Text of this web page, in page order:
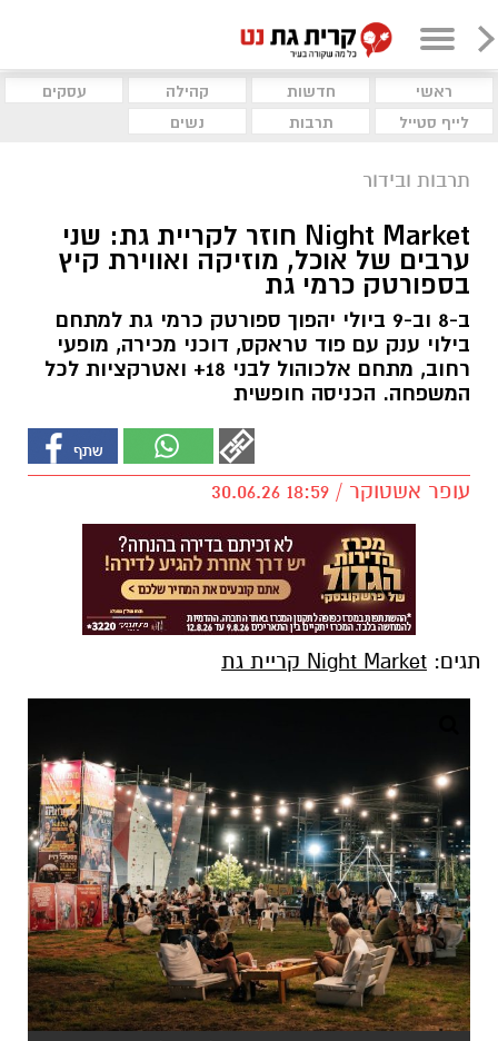
ראשי חדשות קהילה
עסקים
לייף סטייל
תרבות נשים
תרבות ובידור
Night Market חוזר לקריית גת: שני
ערבים של אוכל, מוזיקה ואווירת קיץ
בספורטק כרמי גת
ב-8 וב-9 ביולי יהפוך ספורטק כרמי גת למתחם
בילוי ענק עם פוד טראקס, דוכני מכירה, מופעי
רחוב, מתחם אלכוהול לבני 18+ ואטרקציות לכל
המשפחה. הכניסה חופשית
עופר אשטוקר / 18:59 30.06.26
תגים: Night Market קריית גת